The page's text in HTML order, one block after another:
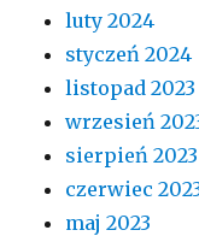
luty 2024
styczeń 2024
listopad 2023
wrzesień
sierpień 2023
czerwiec
maj 2023